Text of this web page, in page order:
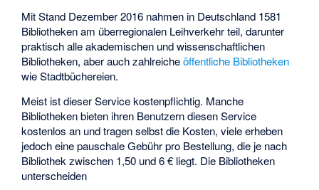
Mit Stand Dezember 2016 nahmen in Deutschland 1581
Bibliotheken am überregionalen Leihverkehr teil, darunter
praktisch alle akademischen und wissenschaftlichen
Bibliotheken, aber auch zahlreicheöffentliche Bibliotheken
wie Stadtbüchereien.
Meist ist dieser Service kostenpflichtig. Manche
Bibliotheken bieten ihren Benutzern diesen Service
kostenlos an und tragen selbst die Kosten, viele erheben
jedoch eine pauschale Gebühr pro Bestellung, die je nach
Bibliothek zwischen 1,50 und 6 € liegt. Die Bibliotheken
unterscheiden